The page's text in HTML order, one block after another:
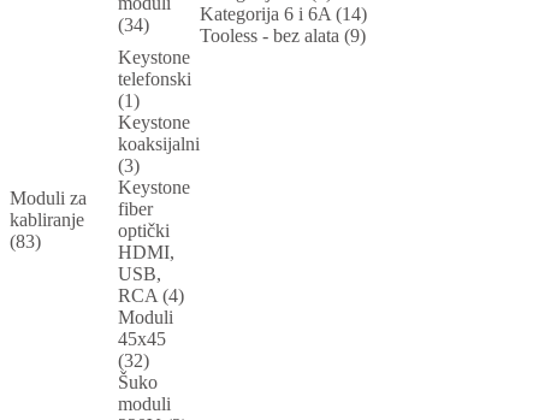
Moduli za
kabliranje
(83)
(34)
Kategorija 6 i 6A (14)
Tooless - bez alata (9)
Keystone
telefonski
(1)
Keystone
koaksijalni
(3)
Keystone
fiber
optički
HDMI,
USB,
RCA (4)
Moduli
45x45
(32)
Šuko
moduli